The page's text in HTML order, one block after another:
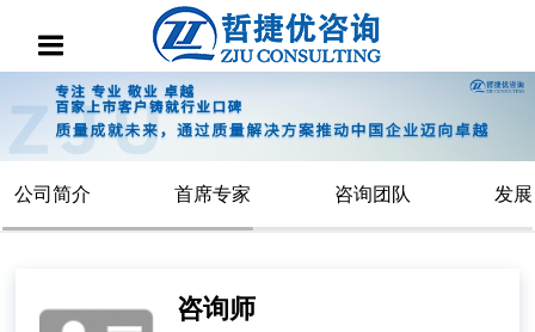
公司简介 首席专家 咨询团队 发
咨询师